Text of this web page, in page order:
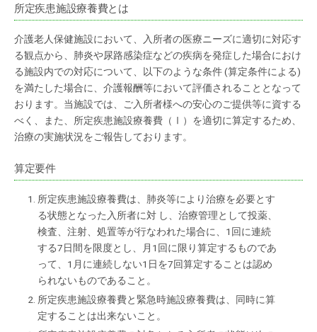
所定疾患施設療養費とは
介護老人保健施設において、入所者の医療ニーズに適切に対応す
る観点から、肺炎や尿路感染症などの疾病を発症した場合におけ
る施設内での対応について、以下のような条件 (算定条件による)
を満たした場合に、介護報酬等において評価されることとなって
おります。当施設では、ご入所者様への安心のご提供等に資する
べく、また、所定疾患施設療養費（Ⅰ）を適切に算定するため、
治療の実施状況をご報告しております。
算定要件
所定疾患施設療養費は、肺炎等により治療を必要とす
る状態となった入所者に対 し、治療管理として投薬、
検査、注射、処置等が行なわれた場合に、1回に連続
する7日間を限度とし、月1回に限り算定するものであ
って、1月に連続しない1日を7回算定することは認め
られないものであること。
所定疾患施設療養費と緊急時施設療養費は、同時に算
定することは出来ないこと。